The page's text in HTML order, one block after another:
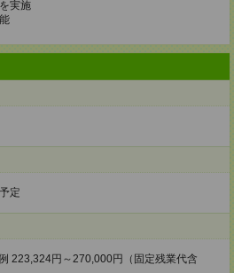
実施
定
223,324円～270,000円（固定残業代含